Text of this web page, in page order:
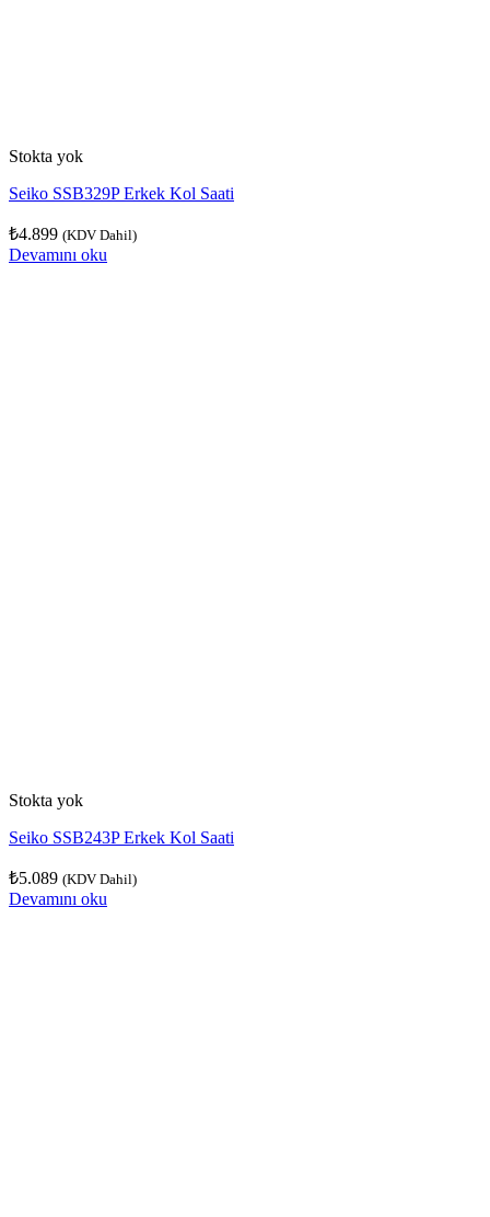
Stokta yok
Seiko SSB329P Erkek Kol Saati
₺4.899 (KDV Dahil)
Devamını oku
Stokta yok
Seiko SSB243P Erkek Kol Saati
₺5.089 (KDV Dahil)
Devamını oku